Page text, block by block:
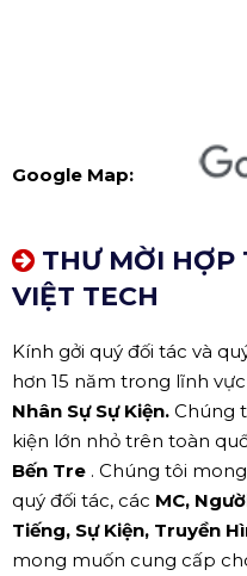
Google Map:
THƯ MỜI HỢP
VIỆT TECH
Kính gởi quý đối tác và
hơn 15 năm trong lĩnh vực
Nhân Sự Sự Kiện. Chúng
kiện lớn nhỏ trên toàn
Bến Tre . Chúng tôi
quý đối tác, các MC,
Tiếng, Sự Kiện, Truyền
mong muốn cung cấp